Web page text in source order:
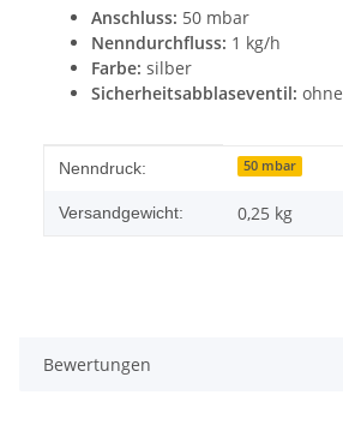
Anschluss: 50 mbar
Nenndurchfluss: 1 kg/h
Farbe: silber
Sicherheitsabblaseventil: ohne
Produkteigenschaft
Wert
Nenndruck: 50 mbar
Versandgewicht: 0,25 kg
Bewertungen